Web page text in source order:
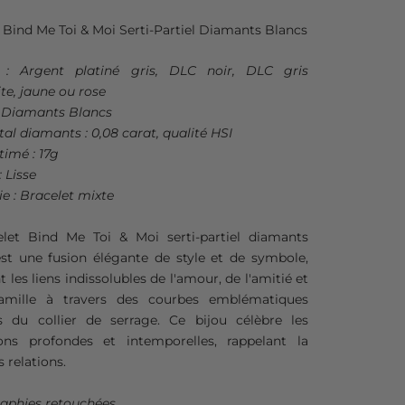
Me Toi & Moi Serti-Partiel Diamants Blancs
: Argent platiné gris, DLC noir, DLC gris
jaune ou rose
Diamants Blancs
diamants : 0,08 carat, qualité HSI
: 17g
Lisse
: Bracelet mixte
Bind Me Toi & Moi serti-partiel diamants
une fusion élégante de style et de symbole,
les liens indissolubles de l'amour, de l'amitié et
à travers des courbes emblématiques
du collier de serrage. Ce bijou célèbre les
profondes et intemporelles, rappelant la
relations.